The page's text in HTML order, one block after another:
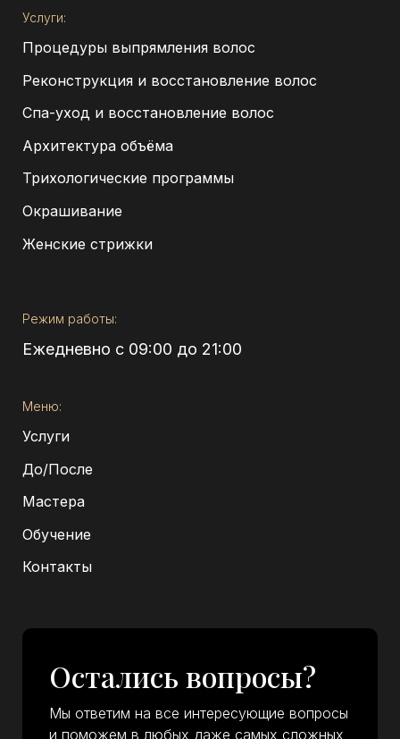
Услуги:
Процедуры выпрямления волос
Реконструкция и восстановление волос
Спа-уход и восстановление волос
Архитектура объёма
Трихологические программы
Окрашивание
Женские стрижки
Режим работы:
Ежедневно с 09:00 до 21:00
Меню:
Услуги
До/После
Мастера
Обучение
Контакты
Остались вопросы?
Мы ответим на все интересующие вопросы
и поможем в любых даже самых сложных